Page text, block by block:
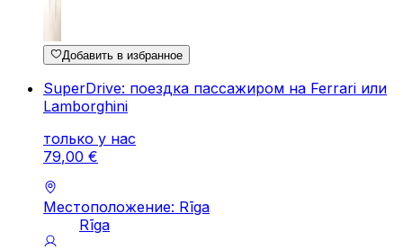
Добавить в избранное
SuperDrive: поездка пассажиром на Ferrari или
Lamborghini
только у нас
79,00 €
Местоположение: Rīga
Rīga